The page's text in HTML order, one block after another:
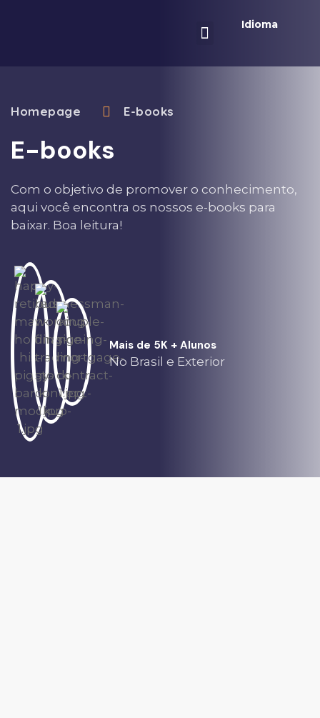
Idioma
Homepage E-books
E-books
Com o objetivo de promover o conhecimento,
aqui você encontra os nossos e-books para
baixar. Boa leitura!
Mais de 5K + Alunos
No Brasil e Exterior